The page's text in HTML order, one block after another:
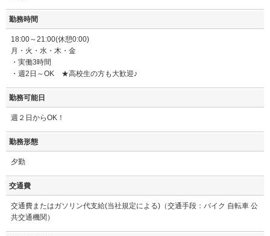
勤務時間
18:00～21:00(休憩0:00)
月・火・水・木・金
・実働3時間
・週2日～OK ★高校生の方も大歓迎♪
勤務可能日
週２日からOK！
勤務形態
夕勤
交通費
交通費またはガソリン代支給(当社規定による)（交通手段：バイク 自転車 公
共交通機関）